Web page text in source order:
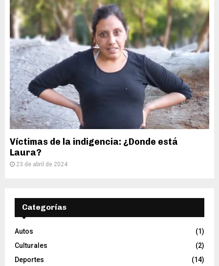
Víctimas de la indigencia: ¿Donde está
Laura?
23 de abril de 2024
Categorías
Autos
(1)
Culturales
(2)
Deportes
(14)